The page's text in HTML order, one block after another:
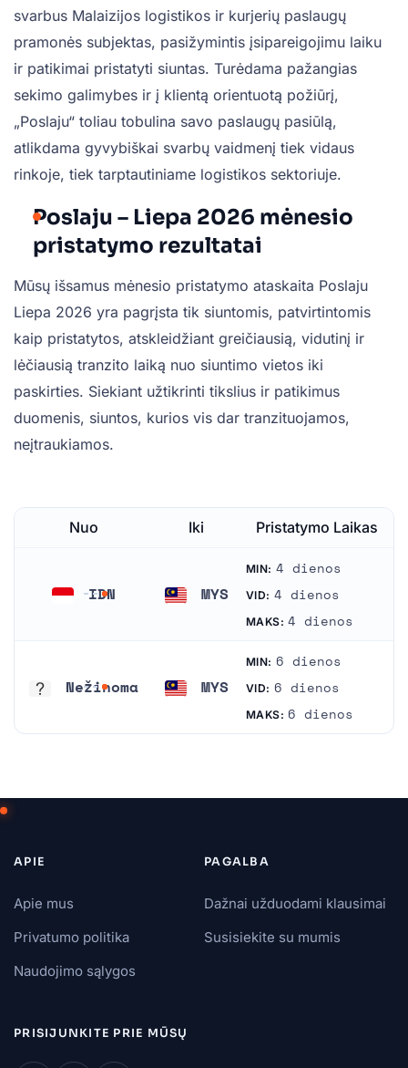
svarbus Malaizijos logistikos ir kurjerių paslaugų
pramonės subjektas, pasižymintis įsipareigojimu laiku
ir patikimai pristatyti siuntas. Turėdama pažangias
sekimo galimybes ir į klientą orientuotą požiūrį,
„Poslaju“ toliau tobulina savo paslaugų pasiūlą,
atlikdama gyvybiškai svarbų vaidmenį tiek vidaus
rinkoje, tiek tarptautiniame logistikos sektoriuje.
Poslaju – Liepa 2026 mėnesio
pristatymo rezultatai
Mūsų išsamus mėnesio pristatymo ataskaita Poslaju
Liepa 2026 yra pagrįsta tik siuntomis, patvirtintomis
kaip pristatytos, atskleidžiant greičiausią, vidutinį ir
lėčiausią tranzito laiką nuo siuntimo vietos iki
paskirties. Siekiant užtikrinti tikslius ir patikimus
duomenis, siuntos, kurios vis dar tranzituojamos,
neįtraukiamos.
Nuo Iki Pristatymo Laikas
IDN MYS
MIN: 4 dienos
VID: 4 dienos
MAKS: 4 dienos
Nežinoma MYS
MIN: 6 dienos
VID: 6 dienos
MAKS: 6 dienos
APIE
Apie mus
Privatumo politika
Naudojimo sąlygos
PAGALBA
Dažnai užduodami klausimai
Susisiekite su mumis
PRISIJUNKITE PRIE MŪSŲ